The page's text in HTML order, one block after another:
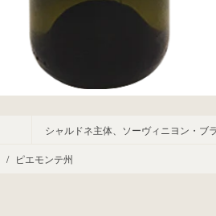
シャルドネ主体、ソーヴィニヨン・ブ
/ ピエモンテ州